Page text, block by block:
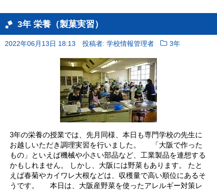
3年 栄養（製菓実習）
2022年06月13日 18:13 投稿者: 学校情報管理者 3年
3年の栄養の授業では、先月同様、本日も専門学校の先生に
お越しいただき調理実習を行いました。 「大阪で作った
もの」といえば機械や小さい部品など、工業製品を連想する
かもしれません。 しかし、大阪には野菜もあります。 たと
えば春菊やカイワレ大根などは、収穫量で高い順位にあるそ
うです。 本日は、大阪産野菜を使ったアレルギー対策レ